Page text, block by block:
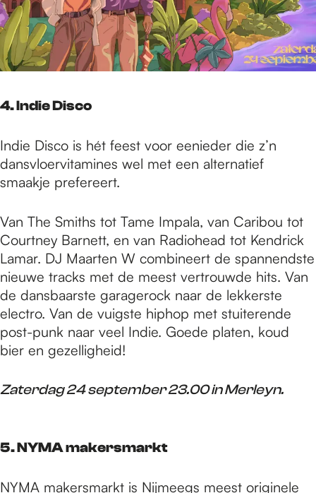
4. Indie Disco
Indie Disco is hét feest voor eenieder die z’n
dansvloervitamines wel met een alternatief
smaakje prefereert.
Van The Smiths tot Tame Impala, van Caribou tot
Courtney Barnett, en van Radiohead tot Kendrick
Lamar. DJ Maarten W combineert de spannendste
nieuwe tracks met de meest vertrouwde hits. Van
de dansbaarste garagerock naar de lekkerste
electro. Van de vuigste hiphop met stuiterende
post-punk naar veel Indie. Goede platen, koud
bier en gezelligheid!
Zaterdag 24 september 23.00 in Merleyn.
5. NYMA makersmarkt
NYMA makersmarkt is Nijmeegs meest originele